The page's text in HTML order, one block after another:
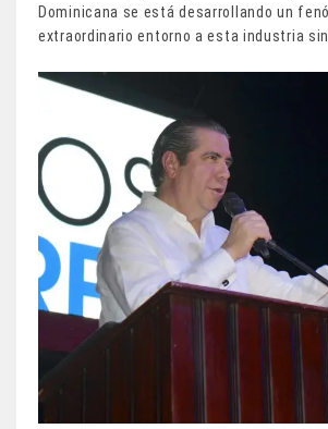
Dominicana se está desarrollando un
extraordinario entorno a esta industria sin